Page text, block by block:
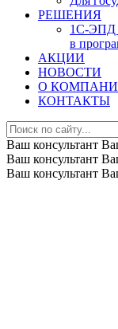
РЕШЕНИЯ
1С-ЭПД
в
АКЦИИ
НОВОСТИ
О
КОНТАКТЫ
Ваш консультант
Ваш консультант
Ваш консультант